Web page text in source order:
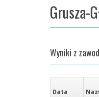
Grusza-
Wyniki z
Data